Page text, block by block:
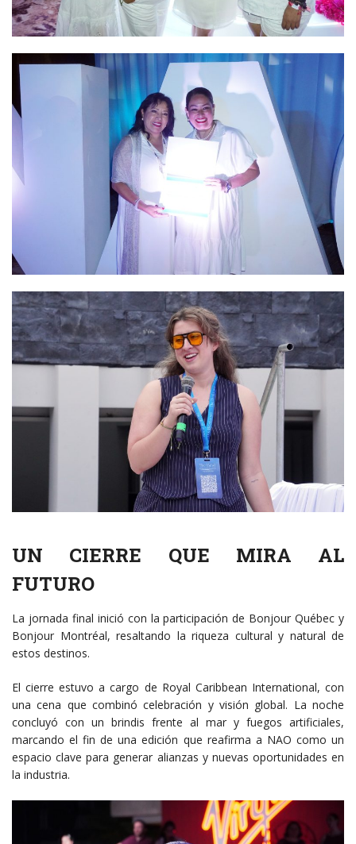
UN CIERRE QUE MIRA AL
FUTURO
La jornada final inició con la participación de Bonjour Québec y
Bonjour Montréal, resaltando la riqueza cultural y natural de
estos destinos.
El cierre estuvo a cargo de Royal Caribbean International, con
una cena que combinó celebración y visión global. La noche
concluyó con un brindis frente al mar y fuegos artificiales,
marcando el fin de una edición que reafirma a NAO como un
espacio clave para generar alianzas y nuevas oportunidades en
la industria.